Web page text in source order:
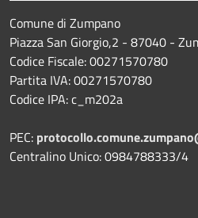
Comune di Zumpano
Piazza San Giorgio,2 - 87040 -
Codice Fiscale: 00271570780
Partita IVA: 00271570780
Codice IPA: c_m202a
PEC:
Centralino Unico: 0984788333/4